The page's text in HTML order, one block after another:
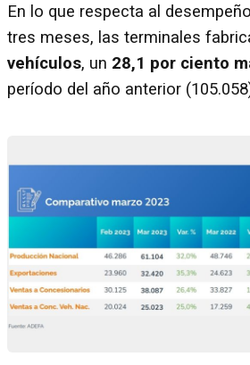
En lo que respecta al
tres meses, las terminales
vehículos, un 28,1 por ciento
período del año anterior